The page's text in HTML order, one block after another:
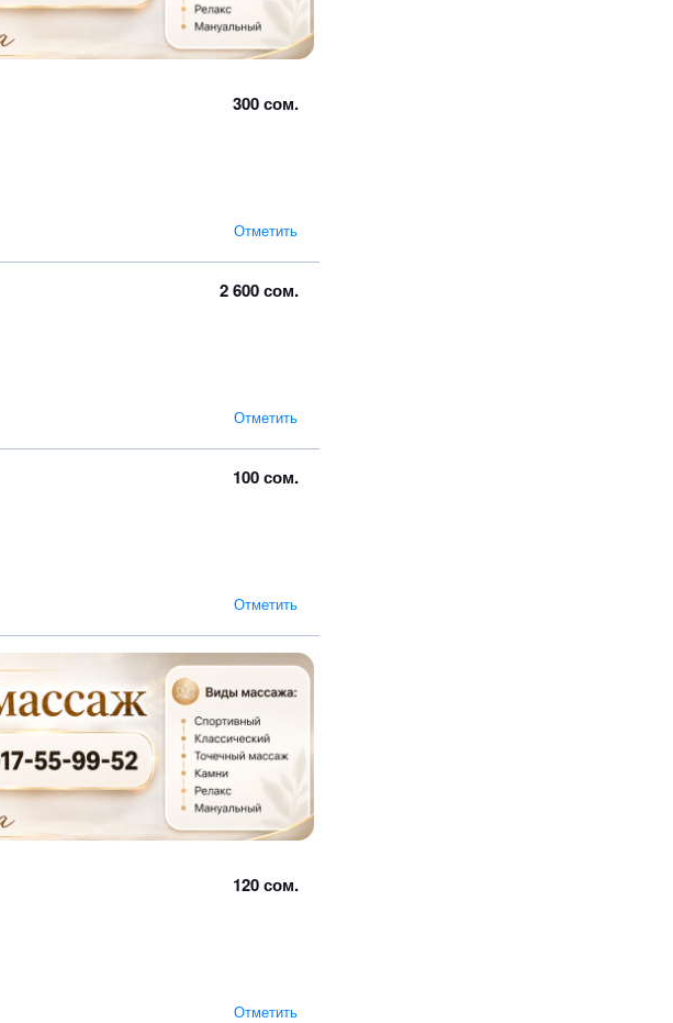
300 сом.
Отметить
2 600 сом.
Отметить
100 сом.
Отметить
120 сом.
Отметить